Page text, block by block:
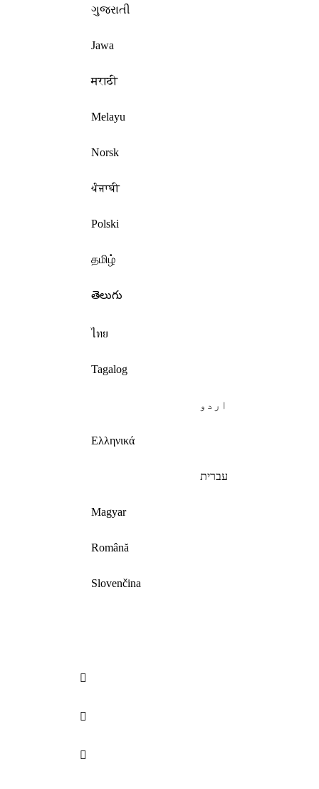
ગુજરાતી
Jawa
मराठी
Melayu
Norsk
ਪੰਜਾਬੀ
Polski
தமிழ்
తెలుగు
ไทย
Tagalog
اردو
Ελληνικά
עברית
Magyar
Română
Slovenčina


